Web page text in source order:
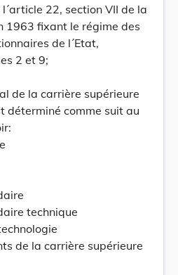
22, section VII de la
1963 fixant le régime des
de l´Etat,
2 et 9;
de la carrière supérieure
déterminé comme suit au
technique
de la carrière supérieure